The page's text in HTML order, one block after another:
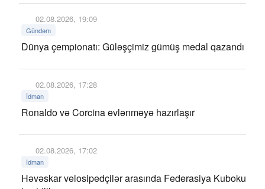
02.08.2026, 19:09
Gündəm
Dünya çempionatı: Güləşçimiz gümüş medal qazandı
02.08.2026, 17:28
İdman
Ronaldo və Corcina evlənməyə hazırlaşır
02.08.2026, 17:02
İdman
Həvəskar velosipedçilər arasında Federasiya Kuboku